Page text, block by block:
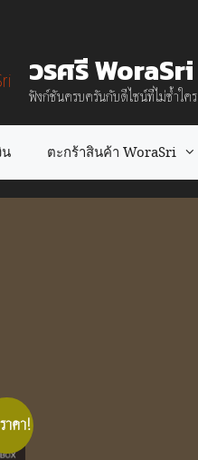
วรศรี WoraSri
ฟังก์ชันครบครันกับดีไซน์ที่ไม่ซ้ำใคร
ตะกร้าสินค้า WoraSri
าคา!